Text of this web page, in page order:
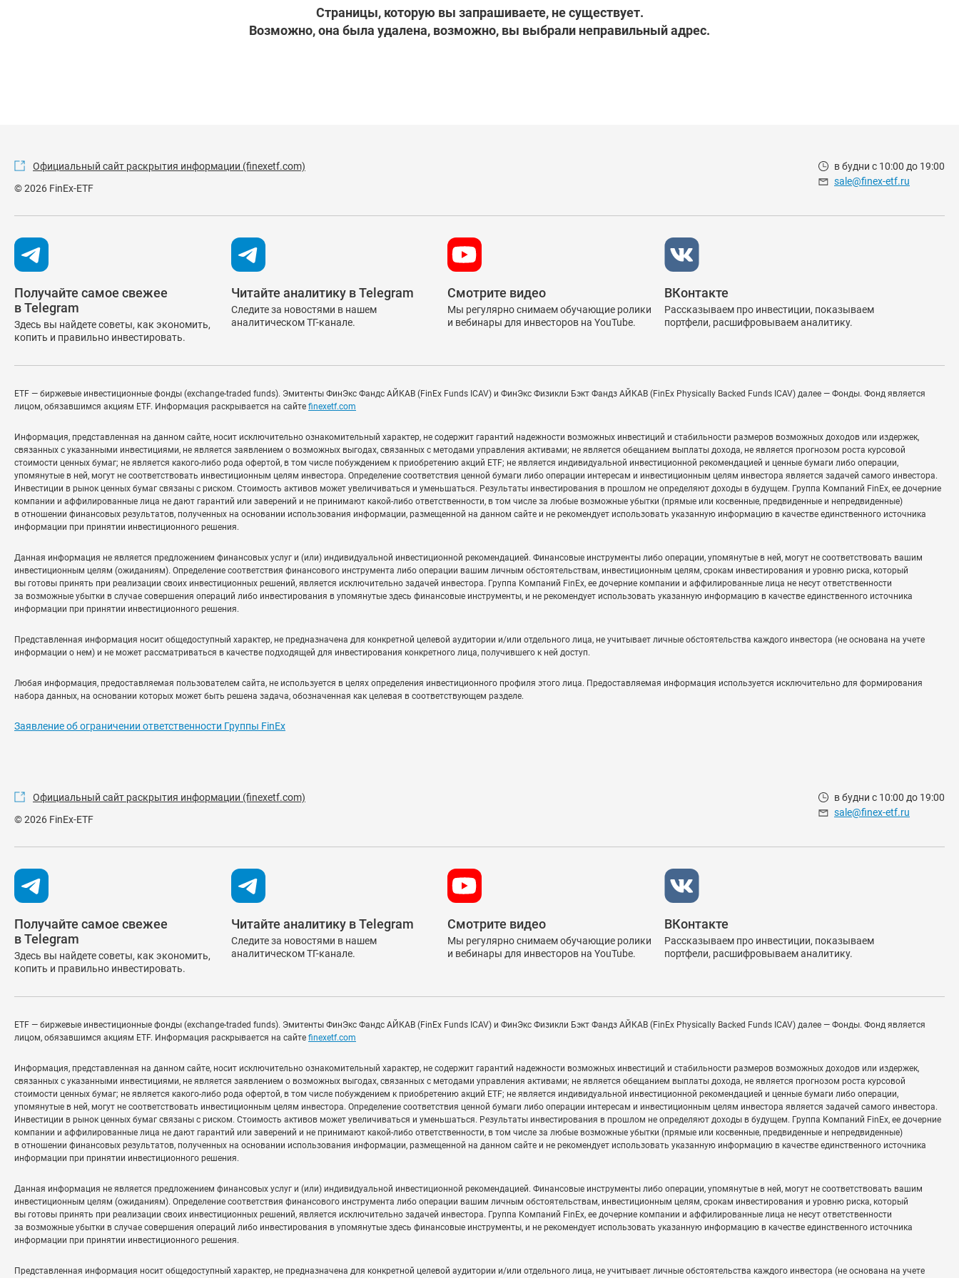
Страницы, которую вы запрашиваете, не существует.
Возможно, она была удалена, возможно, вы выбрали неправильный адрес.
Официальный сайт раскрытия информации (finexetf.com)
© 2026 FinEx-ETF
в будни с 10:00 до 19:00
sale@finex-etf.ru
Получайте самое свежее
в Telegram
Здесь вы найдете советы, как экономить,
копить и правильно инвестировать.
Читайте аналитику в Telegram
Следите за новостями в нашем
аналитическом ТГ-канале.
Смотрите видео
Мы регулярно снимаем обучающие ролики
и вебинары для инвесторов на YouTube.
ВКонтакте
Рассказываем про инвестиции, показываем
портфели, расшифровываем аналитику.
ETF — биржевые инвестиционные фонды (exchange-traded funds). Эмитенты ФинЭкс Фандс АЙКАВ (FinEx Funds ICAV) и ФинЭкс Физикли Бэкт Фандз АЙКАВ (FinEx Physically Backed Funds ICAV) далее — Фонды. Фонд является
лицом, обязавшимся акциям ETF. Информация раскрывается на сайте finexetf.com
Информация, представленная на данном сайте, носит исключительно ознакомительный характер, не содержит гарантий надежности возможных инвестиций и стабильности размеров возможных доходов или издержек,
связанных с указанными инвестициями, не является заявлением о возможных выгодах, связанных с методами управления активами; не является обещанием выплаты дохода, не является прогнозом роста курсовой
стоимости ценных бумаг; не является какого-либо рода офертой, в том числе побуждением к приобретению акций ETF; не является индивидуальной инвестиционной рекомендацией и ценные бумаги либо операции,
упомянутые в ней, могут не соответствовать инвестиционным целям инвестора. Определение соответствия ценной бумаги либо операции интересам и инвестиционным целям инвестора является задачей самого инвестора.
Инвестиции в рынок ценных бумаг связаны с риском. Стоимость активов может увеличиваться и уменьшаться. Результаты инвестирования в прошлом не определяют доходы в будущем. Группа Компаний FinEx, ее дочерние
компании и аффилированные лица не дают гарантий или заверений и не принимают какой-либо ответственности, в том числе за любые возможные убытки (прямые или косвенные, предвиденные и непредвиденные)
в отношении финансовых результатов, полученных на основании использования информации, размещенной на данном сайте и не рекомендует использовать указанную информацию в качестве единственного источника
информации при принятии инвестиционного решения.
Данная информация не является предложением финансовых услуг и (или) индивидуальной инвестиционной рекомендацией. Финансовые инструменты либо операции, упомянутые в ней, могут не соответствовать вашим
инвестиционным целям (ожиданиям). Определение соответствия финансового инструмента либо операции вашим личным обстоятельствам, инвестиционным целям, срокам инвестирования и уровню риска, который
вы готовы принять при реализации своих инвестиционных решений, является исключительно задачей инвестора. Группа Компаний FinEx, ее дочерние компании и аффилированные лица не несут ответственности
за возможные убытки в случае совершения операций либо инвестирования в упомянутые здесь финансовые инструменты, и не рекомендует использовать указанную информацию в качестве единственного источника
информации при принятии инвестиционного решения.
Представленная информация носит общедоступный характер, не предназначена для конкретной целевой аудитории и/или отдельного лица, не учитывает личные обстоятельства каждого инвестора (не основана на учете
информации о нем) и не может рассматриваться в качестве подходящей для инвестирования конкретного лица, получившего к ней доступ.
Любая информация, предоставляемая пользователем сайта, не используется в целях определения инвестиционного профиля этого лица. Предоставляемая информация используется исключительно для формирования
набора данных, на основании которых может быть решена задача, обозначенная как целевая в соответствующем разделе.
Заявление об ограничении ответственности Группы FinEx
Официальный сайт раскрытия информации (finexetf.com)
© 2026 FinEx-ETF
в будни с 10:00 до 19:00
sale@finex-etf.ru
Получайте самое свежее
в Telegram
Здесь вы найдете советы, как экономить,
копить и правильно инвестировать.
Читайте аналитику в Telegram
Следите за новостями в нашем
аналитическом ТГ-канале.
Смотрите видео
Мы регулярно снимаем обучающие ролики
и вебинары для инвесторов на YouTube.
ВКонтакте
Рассказываем про инвестиции, показываем
портфели, расшифровываем аналитику.
ETF — биржевые инвестиционные фонды (exchange-traded funds). Эмитенты ФинЭкс Фандс АЙКАВ (FinEx Funds ICAV) и ФинЭкс Физикли Бэкт Фандз АЙКАВ (FinEx Physically Backed Funds ICAV) далее — Фонды. Фонд является
лицом, обязавшимся акциям ETF. Информация раскрывается на сайте finexetf.com
Информация, представленная на данном сайте, носит исключительно ознакомительный характер, не содержит гарантий надежности возможных инвестиций и стабильности размеров возможных доходов или издержек,
связанных с указанными инвестициями, не является заявлением о возможных выгодах, связанных с методами управления активами; не является обещанием выплаты дохода, не является прогнозом роста курсовой
стоимости ценных бумаг; не является какого-либо рода офертой, в том числе побуждением к приобретению акций ETF; не является индивидуальной инвестиционной рекомендацией и ценные бумаги либо операции,
упомянутые в ней, могут не соответствовать инвестиционным целям инвестора. Определение соответствия ценной бумаги либо операции интересам и инвестиционным целям инвестора является задачей самого инвестора.
Инвестиции в рынок ценных бумаг связаны с риском. Стоимость активов может увеличиваться и уменьшаться. Результаты инвестирования в прошлом не определяют доходы в будущем. Группа Компаний FinEx, ее дочерние
компании и аффилированные лица не дают гарантий или заверений и не принимают какой-либо ответственности, в том числе за любые возможные убытки (прямые или косвенные, предвиденные и непредвиденные)
в отношении финансовых результатов, полученных на основании использования информации, размещенной на данном сайте и не рекомендует использовать указанную информацию в качестве единственного источника
информации при принятии инвестиционного решения.
Данная информация не является предложением финансовых услуг и (или) индивидуальной инвестиционной рекомендацией. Финансовые инструменты либо операции, упомянутые в ней, могут не соответствовать вашим
инвестиционным целям (ожиданиям). Определение соответствия финансового инструмента либо операции вашим личным обстоятельствам, инвестиционным целям, срокам инвестирования и уровню риска, который
вы готовы принять при реализации своих инвестиционных решений, является исключительно задачей инвестора. Группа Компаний FinEx, ее дочерние компании и аффилированные лица не несут ответственности
за возможные убытки в случае совершения операций либо инвестирования в упомянутые здесь финансовые инструменты, и не рекомендует использовать указанную информацию в качестве единственного источника
информации при принятии инвестиционного решения.
Представленная информация носит общедоступный характер, не предназначена для конкретной целевой аудитории и/или отдельного лица, не учитывает личные обстоятельства каждого инвестора (не основана на учете